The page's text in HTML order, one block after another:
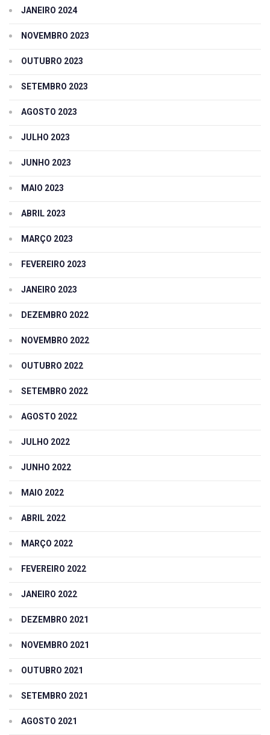
JANEIRO 2024
NOVEMBRO 2023
OUTUBRO 2023
SETEMBRO 2023
AGOSTO 2023
JULHO 2023
JUNHO 2023
MAIO 2023
ABRIL 2023
MARÇO 2023
FEVEREIRO 2023
JANEIRO 2023
DEZEMBRO 2022
NOVEMBRO 2022
OUTUBRO 2022
SETEMBRO 2022
AGOSTO 2022
JULHO 2022
JUNHO 2022
MAIO 2022
ABRIL 2022
MARÇO 2022
FEVEREIRO 2022
JANEIRO 2022
DEZEMBRO 2021
NOVEMBRO 2021
OUTUBRO 2021
SETEMBRO 2021
AGOSTO 2021